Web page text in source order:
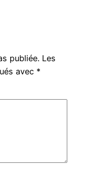
publiée. Les
avec *